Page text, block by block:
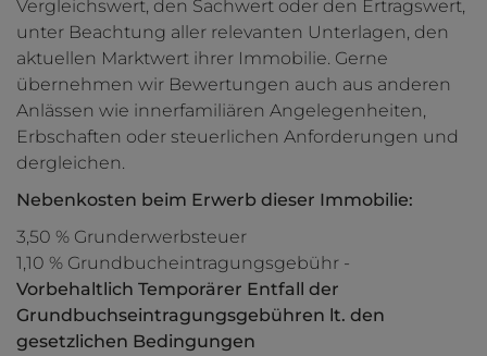
Vergleichswert, den Sachwert oder den Ertragswert,
unter Beachtung aller relevanten Unterlagen, den
aktuellen Marktwert ihrer Immobilie. Gerne
übernehmen wir Bewertungen auch aus anderen
Anlässen wie innerfamiliären Angelegenheiten,
Erbschaften oder steuerlichen Anforderungen und
dergleichen.
Nebenkosten beim Erwerb dieser Immobilie:
3,50 % Grunderwerbsteuer
1,10 % Grundbucheintragungsgebühr -
Vorbehaltlich Temporärer Entfall der
Grundbuchseintragungsgebühren lt. den
gesetzlichen Bedingungen